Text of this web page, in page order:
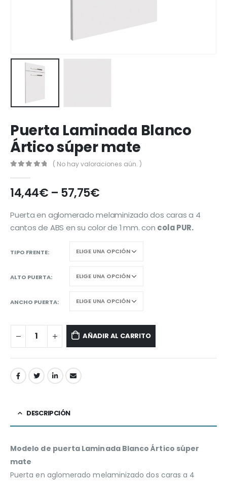
Puerta Laminada Blanco
Ártico súper mate
( No hay valoraciones aún. )
14,44€ – 57,75€
Puerta en aglomerado melaminizado dos caras a 4
cantos de ABS en su color de 1 mm. con cola PUR.
TIPO FRENTE
ALTO PUERTA
ANCHO PUERTA
AÑADIR AL CARRITO
DESCRIPCIÓN
Modelo de puerta Laminada Blanco Ártico súper
mate
Puerta en aglomerado melaminizado dos caras a 4